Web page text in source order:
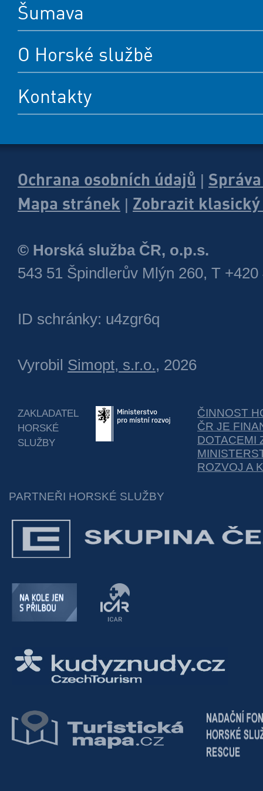
Šumava
O Horské službě
Kontakty
Ochrana osobních údajů
Mapa stránek
Zobrazit
© Horská služba ČR, o.p.s.
543 51 Špindlerův Mlýn 260, T +420
ID schránky: u4zgr6q
Vyrobil Simopt, s.r.o., 2026
ZAKLADATEL
HORSKÉ
SLUŽBY
ČINNOST
ČR JE
DOTACEMI
ROZVOJ A
PARTNEŘI HORSKÉ SLUŽBY